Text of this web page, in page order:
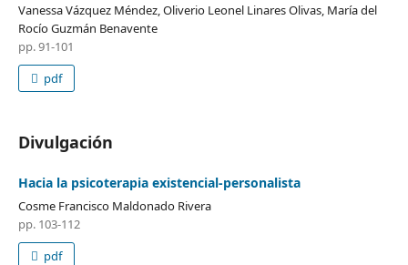
Vanessa Vázquez Méndez, Oliverio Leonel Linares Olivas, María del
Rocío Guzmán Benavente
pp. 91-101
pdf
Divulgación
Hacia la psicoterapia existencial-personalista
Cosme Francisco Maldonado Rivera
pp. 103-112
pdf